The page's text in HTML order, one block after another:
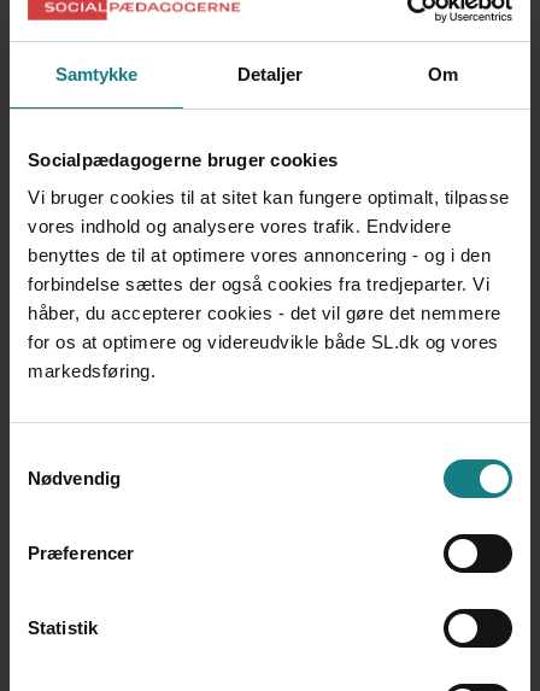
Samtykke Detaljer Om
Socialpædagogerne bruger cookies
Vi bruger cookies til at sitet kan fungere optimalt, tilpasse
vores indhold og analysere vores trafik. Endvidere
benyttes de til at optimere vores annoncering - og i den
forbindelse sættes der også cookies fra tredjeparter. Vi
håber, du accepterer cookies - det vil gøre det nemmere
for os at optimere og videreudvikle både SL.dk og vores
markedsføring.
Nødvendig
Præferencer
Statistik
Kredbestyrelsens arbejdsprogram
Socialpædagogerne Midtjyllands arbejdsprogram
Tilbage til Midtjylland
Midtjylland